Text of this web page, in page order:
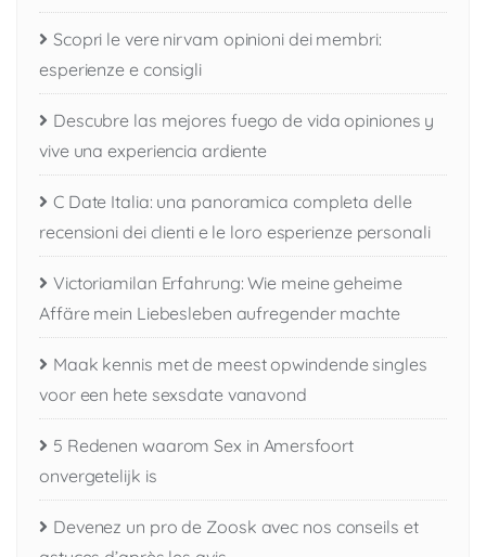
Scopri le vere nirvam opinioni dei membri:
esperienze e consigli
Descubre las mejores fuego de vida opiniones y
vive una experiencia ardiente
C Date Italia: una panoramica completa delle
recensioni dei clienti e le loro esperienze personali
Victoriamilan Erfahrung: Wie meine geheime
Affäre mein Liebesleben aufregender machte
Maak kennis met de meest opwindende singles
voor een hete sexsdate vanavond
5 Redenen waarom Sex in Amersfoort
onvergetelijk is
Devenez un pro de Zoosk avec nos conseils et